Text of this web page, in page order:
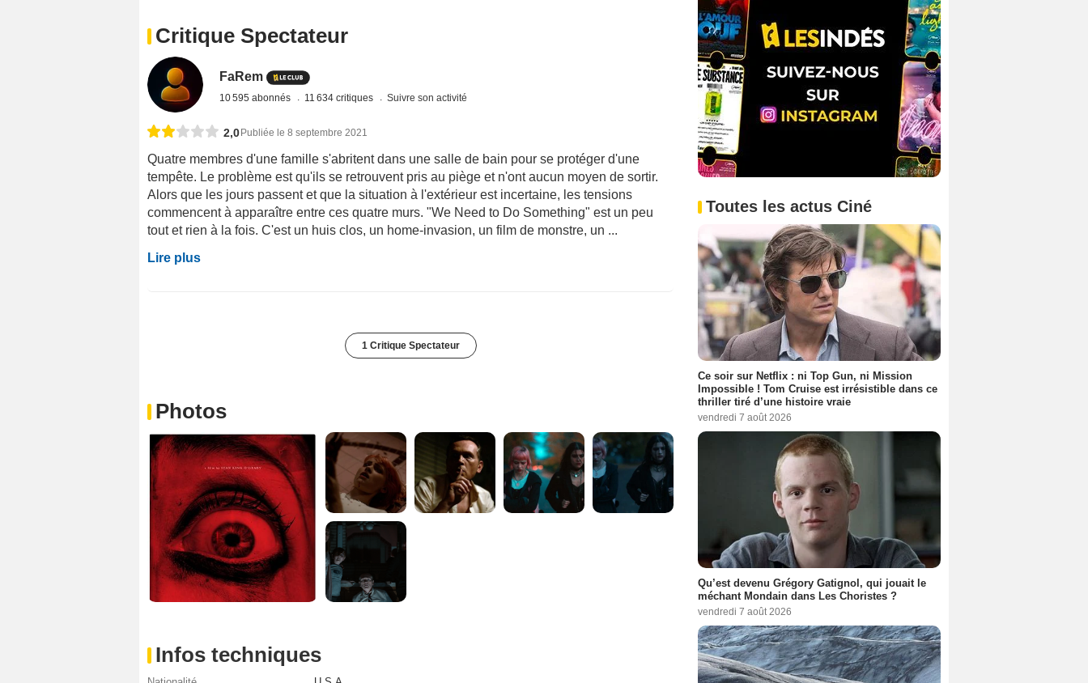
Critique Spectateur
FaRem
10 595 abonnés 11 634 critiques Suivre son activité
2,0Publiée le 8 septembre 2021
Quatre membres d'une famille s'abritent dans une salle de bain pour se protéger d'une
tempête. Le problème est qu'ils se retrouvent pris au piège et n'ont aucun moyen de sortir.
Alors que les jours passent et que la situation à l'extérieur est incertaine, les tensions
commencent à apparaître entre ces quatre murs. "We Need to Do Something" est un peu
tout et rien à la fois. C'est un huis clos, un home-invasion, un film de monstre, un ...
Lire plus
1 Critique Spectateur
Photos
Infos techniques
Toutes les actus Ciné
Ce soir sur Netflix : ni Top Gun, ni Mission
Impossible ! Tom Cruise est irrésistible dans ce
thriller tiré d’une histoire vraie
vendredi 7 août 2026
Qu’est devenu Grégory Gatignol, qui jouait le
méchant Mondain dans Les Choristes ?
vendredi 7 août 2026